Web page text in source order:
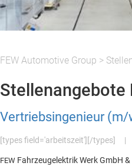
FEW Automotive Group >
Stellenangebote
Vertriebsingenieur (m/
[types field='arbeitszeit'][/types] |
FEW Fahrzeugelek­trik Werk GmbH &